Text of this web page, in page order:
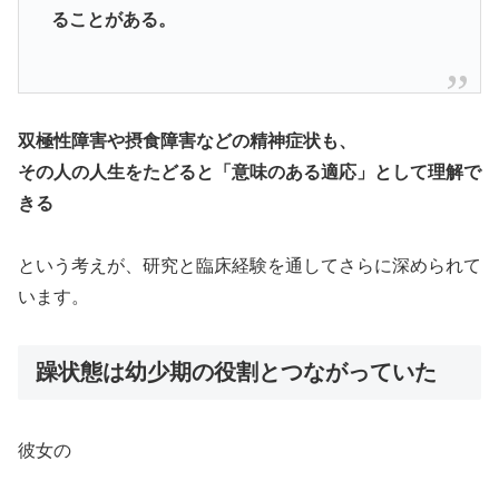
ることがある。
双極性障害や摂食障害などの精神症状も、
その人の人生をたどると「意味のある適応」として理解で
きる
という考えが、研究と臨床経験を通してさらに深められて
います。
躁状態は幼少期の役割とつながっていた
彼女の